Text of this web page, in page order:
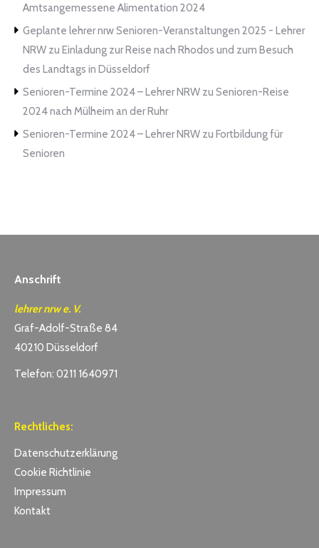
Amtsangemessene Alimentation 2024
Geplante lehrer nrw Senioren-Veranstaltungen 2025 - Lehrer
NRW zu Einladung zur Reise nach Rhodos und zum Besuch
des Landtags in Düsseldorf
Senioren-Termine 2024 – Lehrer NRW zu Senioren-Reise
2024 nach Mülheim an der Ruhr
Senioren-Termine 2024 – Lehrer NRW zu Fortbildung für
Senioren
Anschrift
lehrer nrw e. V.
Graf-Adolf-Straße 84
40210 Düsseldorf
Telefon: 0211 1640971
Rechtliches:
Datenschutzerklärung
Cookie Richtlinie
Impressum
Kontakt